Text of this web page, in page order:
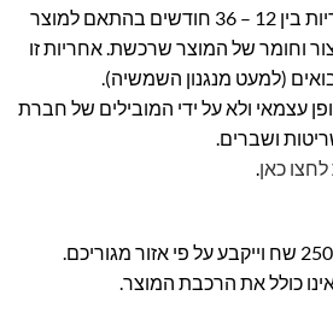
חברת לה גן מעניקה אחריות בין 12 – 36 חודשים בהתאם למוצר
וחומר של המוצר שרכשת. אחריות זו
(למעט מנגנון השמשיה).
עצמאי ולא על ידי המובילים של חברת
ושברים.
לחצו כאן.
כולל את הרכבת המוצר.